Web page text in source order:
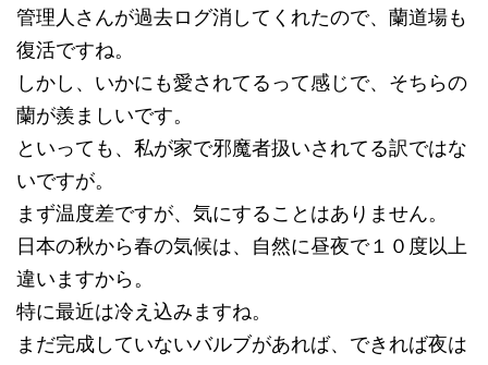
管理人さんが過去ログ消してくれたので、蘭道場も
復活ですね。
しかし、いかにも愛されてるって感じで、そちらの
蘭が羨ましいです。
といっても、私が家で邪魔者扱いされてる訳ではな
いですが。
まず温度差ですが、気にすることはありません。
日本の秋から春の気候は、自然に昼夜で１０度以上
違いますから。
特に最近は冷え込みますね。
まだ完成していないバルブがあれば、できれば夜は